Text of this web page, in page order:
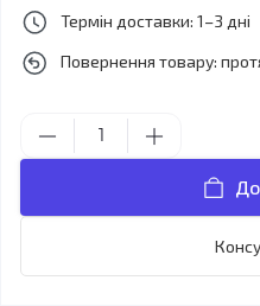
Термін доставки: 1–3 дні
Повернення товару: